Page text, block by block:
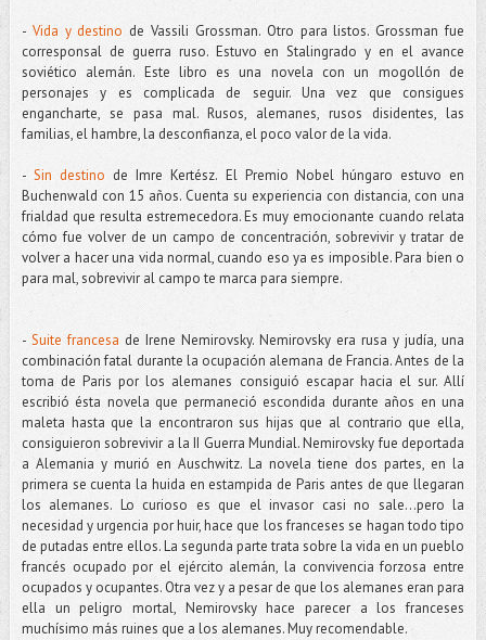
- Vida y destinode Vassili Grossman. Otro para listos. Grossman fue
corresponsal de guerra ruso. Estuvo en Stalingrado y en el avance
soviético alemán. Este libro es una novela con un mogollón de
personajes y es complicada de seguir. Una vez que consigues
engancharte, se pasa mal. Rusos, alemanes, rusos disidentes, las
familias, el hambre, la desconfianza, el poco valor de la vida.
-Sin destino de Imre Kertész. El Premio Nobel húngaro estuvo en
Buchenwald con 15 años. Cuenta su experiencia con distancia, con una
frialdad que resulta estremecedora. Es muy emocionante cuando relata
cómo fue volver de un campo de concentración, sobrevivir y tratar de
volver a hacer una vida normal, cuando eso ya es imposible. Para bien o
para mal, sobrevivir al campo te marca para siempre.
- Suite francesa de Irene Nemirovsky. Nemirovsky era rusa y judía, una
combinación fatal durante la ocupación alemana de Francia. Antes de la
toma de Paris por los alemanes consiguió escapar hacia el sur. Allí
escribió ésta novela que permaneció escondida durante años en una
maleta hasta que la encontraron sus hijas que al contrario que ella,
consiguieron sobrevivir a la II Guerra Mundial. Nemirovsky fue deportada
a Alemania y murió en Auschwitz. La novela tiene dos partes, en la
primera se cuenta la huida en estampida de Paris antes de que llegaran
los alemanes. Lo curioso es que el invasor casi no sale...pero la
necesidad y urgencia por huir, hace que los franceses se hagan todo tipo
de putadas entre ellos. La segunda parte trata sobre la vida en un pueblo
francés ocupado por el ejército alemán, la convivencia forzosa entre
ocupados y ocupantes. Otra vez y a pesar de que los alemanes eran para
ella un peligro mortal, Nemirovsky hace parecer a los franceses
muchísimo más ruines que a los alemanes. Muy recomendable.